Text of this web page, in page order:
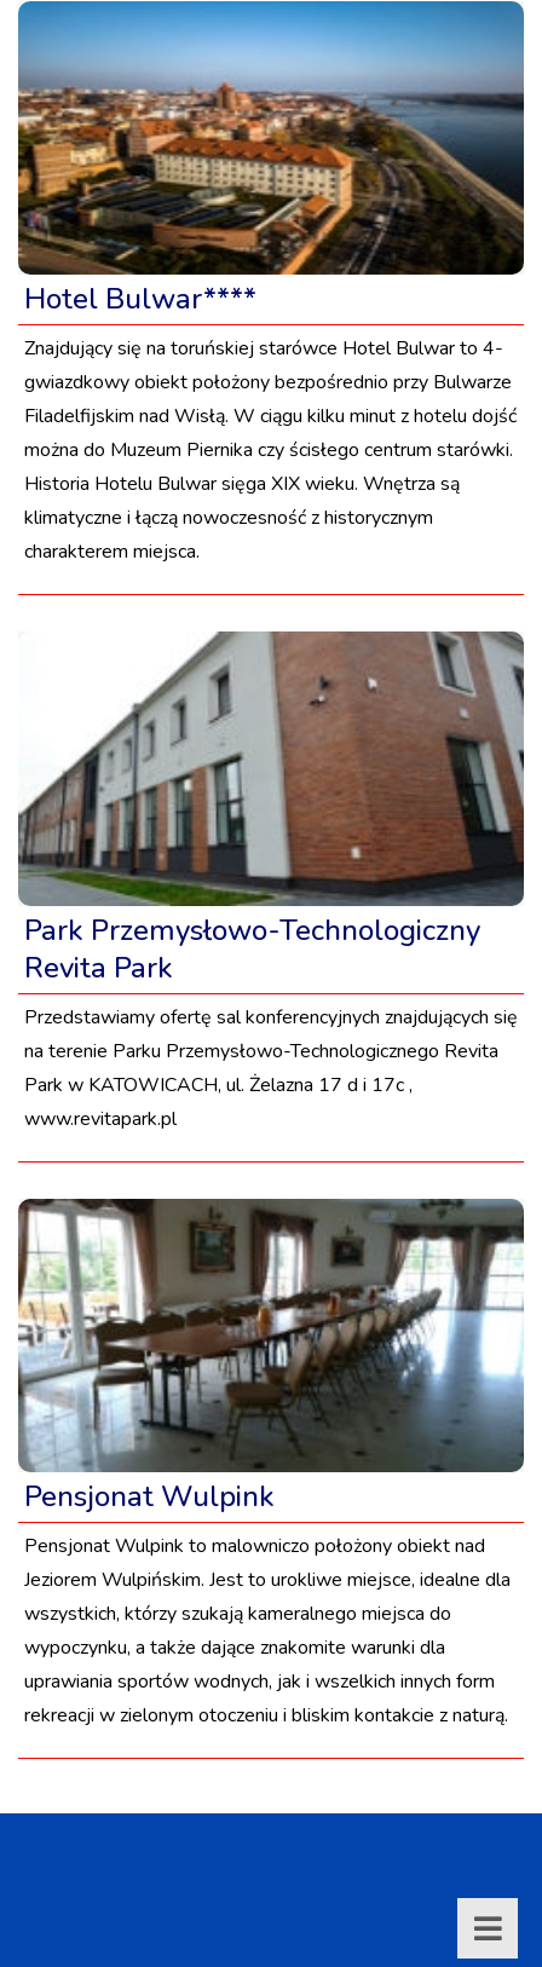
Hotel Bulwar****
Znajdujący się na toruńskiej starówce Hotel Bulwar to 4-
gwiazdkowy obiekt położony bezpośrednio przy Bulwarze
Filadelfijskim nad Wisłą. W ciągu kilku minut z hotelu dojść
można do Muzeum Piernika czy ścisłego centrum starówki.
Historia Hotelu Bulwar sięga XIX wieku. Wnętrza są
klimatyczne i łączą nowoczesność z historycznym
charakterem miejsca.
Park Przemysłowo-Technologiczny
Revita Park
Przedstawiamy ofertę sal konferencyjnych znajdujących się
na terenie Parku Przemysłowo-Technologicznego Revita
Park w KATOWICACH, ul. Żelazna 17 d i 17c ,
www.revitapark.pl
Pensjonat Wulpink
Pensjonat Wulpink to malowniczo położony obiekt nad
Jeziorem Wulpińskim. Jest to urokliwe miejsce, idealne dla
wszystkich, którzy szukają kameralnego miejsca do
wypoczynku, a także dające znakomite warunki dla
uprawiania sportów wodnych, jak i wszelkich innych form
rekreacji w zielonym otoczeniu i bliskim kontakcie z naturą.